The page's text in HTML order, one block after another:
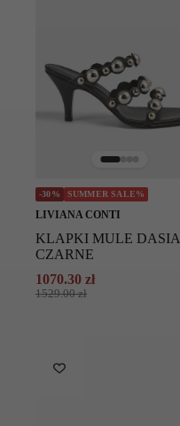
-30% SUMMER SALE%
LIVIANA CONTI
KLAPKI MULE DASIA
CZARNE
1529.00zł
Pierwotna
1070.30 zł
Aktualna